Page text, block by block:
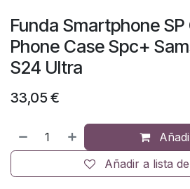
Funda Smartphone
Phone Case Spc+
S24 Ultra
33,05 €
Añadir a lista